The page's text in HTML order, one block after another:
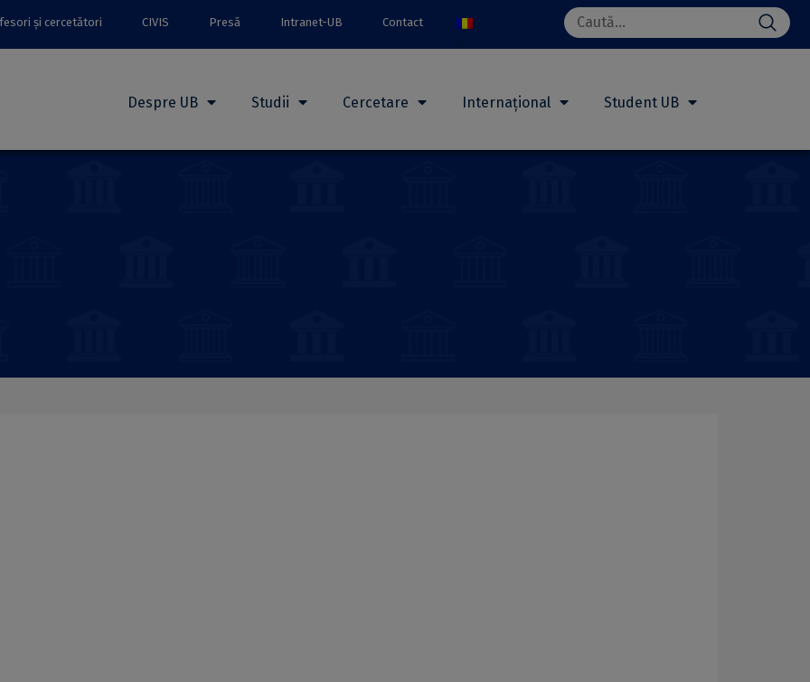
și cercetători CIVIS Presă Intranet-UB Contact
Search
for:
Despre UB Studii Cercetare Internațional Student UB